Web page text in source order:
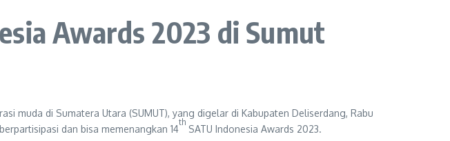
Awards 2023 di Sumut
muda di Sumatera Utara (SUMUT), yang digelar di Kabupaten Deliserdang, Rabu
dan bisa memenangkan 14
th
SATU Indonesia Awards 2023.